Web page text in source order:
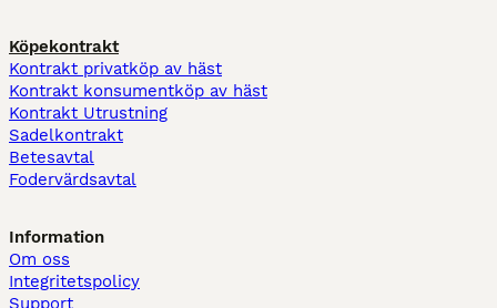
Köpekontrakt
Kontrakt privatköp av häst
Kontrakt konsumentköp av häst
Kontrakt Utrustning
Sadelkontrakt
Betesavtal
Fodervärdsavtal
Information
Om oss
Integritetspolicy
Support